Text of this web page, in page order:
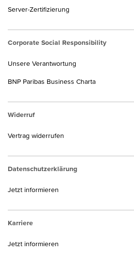
Server-Zertifizierung
Corporate Social Responsibility
Unsere Verantwortung
BNP Paribas Business Charta
Widerruf
Vertrag widerrufen
Datenschutzerklärung
Jetzt informieren
Karriere
Jetzt informieren